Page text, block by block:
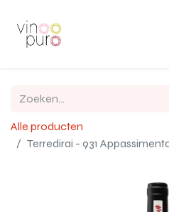
Alle producten
Terredirai - 931